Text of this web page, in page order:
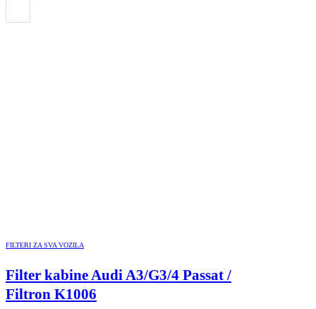
FILTERI ZA SVA VOZILA
Filter kabine Audi A3/G3/4 Passat /
Filtron K1006